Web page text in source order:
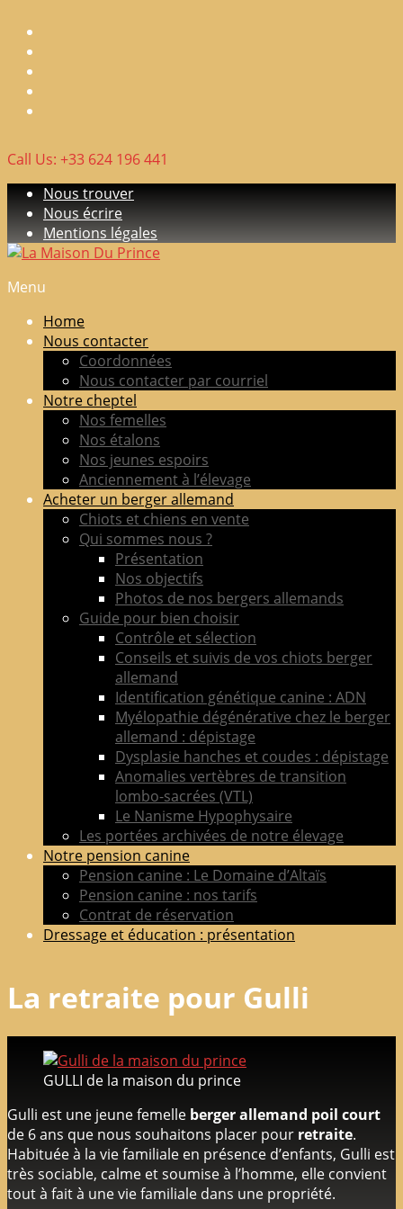
content
Call Us: +33 624 196 441
Nous trouver
Nous écrire
Mentions légales
La
Maison
Du
Prince
Elevage
allemand
adultes
Menu
Home
Nous contacter
Coordonnées
Nous contacter par courriel
Notre cheptel
Nos femelles
Nos étalons
Nos jeunes espoirs
Anciennement à l’élevage
Acheter un berger allemand
Chiots et chiens en vente
Qui sommes nous ?
Présentation
Nos objectifs
Photos de nos bergers allemands
Guide pour bien choisir
Contrôle et sélection
Conseils et suivis de vos chiots berger
allemand
Identification génétique canine : ADN
Myélopathie dégénérative chez le berger
allemand : dépistage
Dysplasie hanches et coudes : dépistage
Anomalies vertèbres de transition
lombo-sacrées (VTL)
Le Nanisme Hypophysaire
Les portées archivées de notre élevage
Notre pension canine
Pension canine : Le Domaine d’Altaïs
Pension canine : nos tarifs
Contrat de réservation
Dressage et éducation : présentation
La retraite pour Gulli
GULLI de la maison du prince
Gulli est une jeune femelle berger allemand poil court
de 6 ans que nous souhaitons placer pour retraite.
Habituée à la vie familiale en présence d’enfants, Gulli est
très sociable, calme et soumise à l’homme, elle convient
tout à fait à une vie familiale dans une propriété.